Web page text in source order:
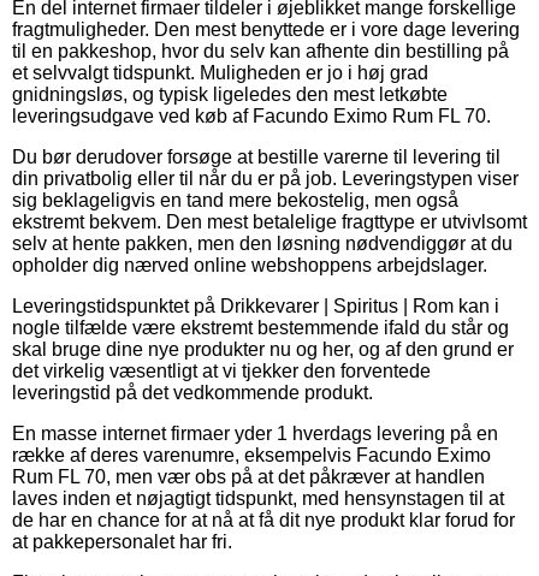
En del internet firmaer tildeler i øjeblikket mange forskellige
fragtmuligheder. Den mest benyttede er i vore dage levering
til en pakkeshop, hvor du selv kan afhente din bestilling på
et selvvalgt tidspunkt. Muligheden er jo i høj grad
gnidningsløs, og typisk ligeledes den mest letkøbte
leveringsudgave ved køb af Facundo Eximo Rum FL 70.
Du bør derudover forsøge at bestille varerne til levering til
din privatbolig eller til når du er på job. Leveringstypen viser
sig beklageligvis en tand mere bekostelig, men også
ekstremt bekvem. Den mest betalelige fragttype er utvivlsomt
selv at hente pakken, men den løsning nødvendiggør at du
opholder dig nærved online webshoppens arbejdslager.
Leveringstidspunktet på Drikkevarer | Spiritus | Rom kan i
nogle tilfælde være ekstremt bestemmende ifald du står og
skal bruge dine nye produkter nu og her, og af den grund er
det virkelig væsentligt at vi tjekker den forventede
leveringstid på det vedkommende produkt.
En masse internet firmaer yder 1 hverdags levering på en
række af deres varenumre, eksempelvis Facundo Eximo
Rum FL 70, men vær obs på at det påkræver at handlen
laves inden et nøjagtigt tidspunkt, med hensynstagen til at
de har en chance for at nå at få dit nye produkt klar forud for
at pakkepersonalet har fri.